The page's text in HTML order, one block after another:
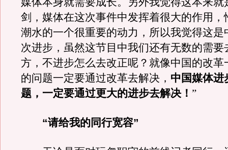
剑，媒体在这次事件中发挥着很大的作用，
潮水的一个很重要的动力，所以我觉得这是
次进步，虽然这节目中我们还有无数的需要
方，不进步怎么去改正呢？就像中国的改革
的问题一定要通过改革去解决， 中国媒体进
题，一定要通过更大的进步去解决！ ”
“请给我的同行宽容”